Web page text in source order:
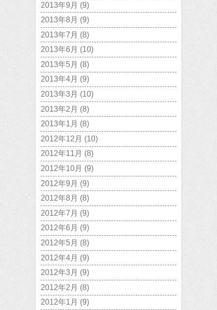
2013年9月 (9)
2013年8月 (9)
2013年7月 (8)
2013年6月 (10)
2013年5月 (8)
2013年4月 (9)
2013年3月 (10)
2013年2月 (8)
2013年1月 (8)
2012年12月 (10)
2012年11月 (8)
2012年10月 (9)
2012年9月 (9)
2012年8月 (8)
2012年7月 (9)
2012年6月 (9)
2012年5月 (8)
2012年4月 (9)
2012年3月 (9)
2012年2月 (8)
2012年1月 (9)